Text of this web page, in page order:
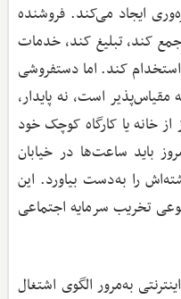
ایجاد می‌کند. فروشنده
کند، تبلیغ کند، خدمات
کند. اما دستفروشی
است، نه پایدار،
خانه یا کارگاه کوچک خود
باید ساعت‌ها در خیابان
را به‌دست بیاورد. این
تخریب سرمایه اجتماعی
به‌مرور الگوی اشتغال